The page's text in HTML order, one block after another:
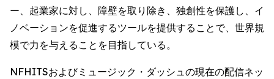
ー、起業家に対し、障壁を取り除き、独創性を保護し、イ
ノベーションを促進するツールを提供することで、世界規
模で力を与えることを目指している。
NFHITSおよびミュージック・ダッシュの現在の配信ネッ